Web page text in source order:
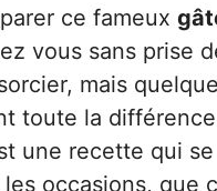
ce fameux
vous sans prise
mais
toute la
une recette qui
occasions, que